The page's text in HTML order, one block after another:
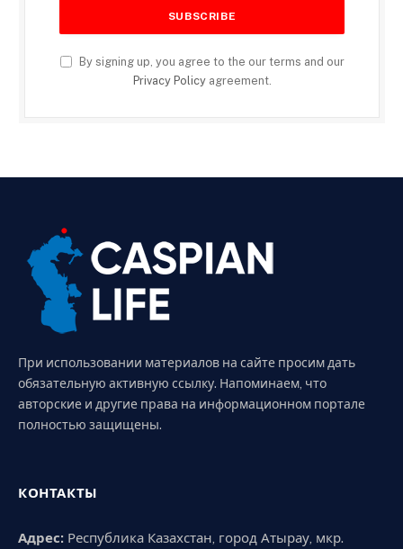
By signing up, you agree to the our terms and our
Privacy Policyagreement.
При использовании материалов на сайте просим дать
обязательную активную ссылку. Напоминаем, что
авторские и другие права на информационном портале
полностью защищены.
КОНТАКТЫ
Адрес: Республика Казахстан, город Атырау, мкр.